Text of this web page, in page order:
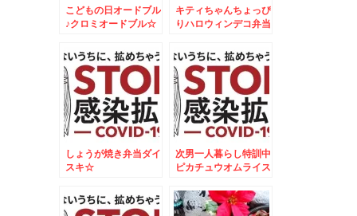
こどもの日オードブル
♪クロミオードブル☆
キティちゃんちょっぴ
りハロウィンデコ弁当
HORAI肉まん祭り☆
しょうが焼き弁当ダイ
スキ☆
次男一人暮らし特訓中
ピカチュウオムライス